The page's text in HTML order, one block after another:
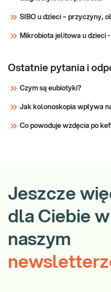
SIBO u dzieci – przyczyny,
Mikrobiota jelitowa u dzieci
Ostatnie pytania i
Czym są eubiotyki?
Jak kolonoskopia wpływa
Co powoduje wzdęcia po
Jeszcze
dla Ciebie w
naszym